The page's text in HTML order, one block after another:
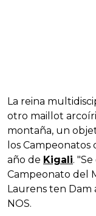
La reina
otro maillot
montaña, un
los
año de Kigali.
Campeonato del
Laurens ten Dam
NOS.